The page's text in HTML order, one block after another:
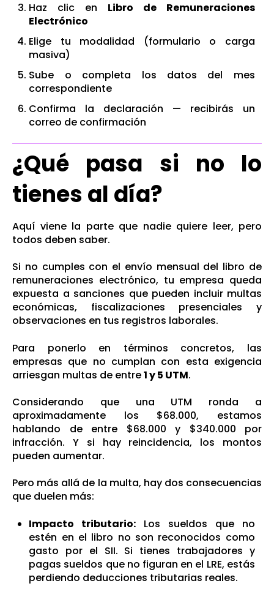
Haz clic en Libro de Remuneraciones
Electrónico
Elige tu modalidad (formulario o carga
masiva)
Sube o completa los datos del mes
correspondiente
Confirma la declaración — recibirás un
correo de confirmación
¿Qué pasa si no lo
tienes al día?
Aquí viene la parte que nadie quiere leer, pero
todos deben saber.
Si no cumples con el envío mensual del libro de
remuneraciones electrónico, tu empresa queda
expuesta a sanciones que pueden incluir multas
económicas, fiscalizaciones presenciales y
observaciones en tus registros laborales.
Para ponerlo en términos concretos, las
empresas que no cumplan con esta exigencia
arriesgan multas de entre1 y 5 UTM.
Considerando que una UTM ronda a
aproximadamente los $68.000, estamos
hablando de entre $68.000 y $340.000 por
infracción. Y si hay reincidencia, los montos
pueden aumentar.
Pero más allá de la multa, hay dos consecuencias
que duelen más:
Impacto tributario: Los sueldos que no
estén en el libro no son reconocidos como
gasto por el SII. Si tienes trabajadores y
pagas sueldos que no figuran en el LRE, estás
perdiendo deducciones tributarias reales.